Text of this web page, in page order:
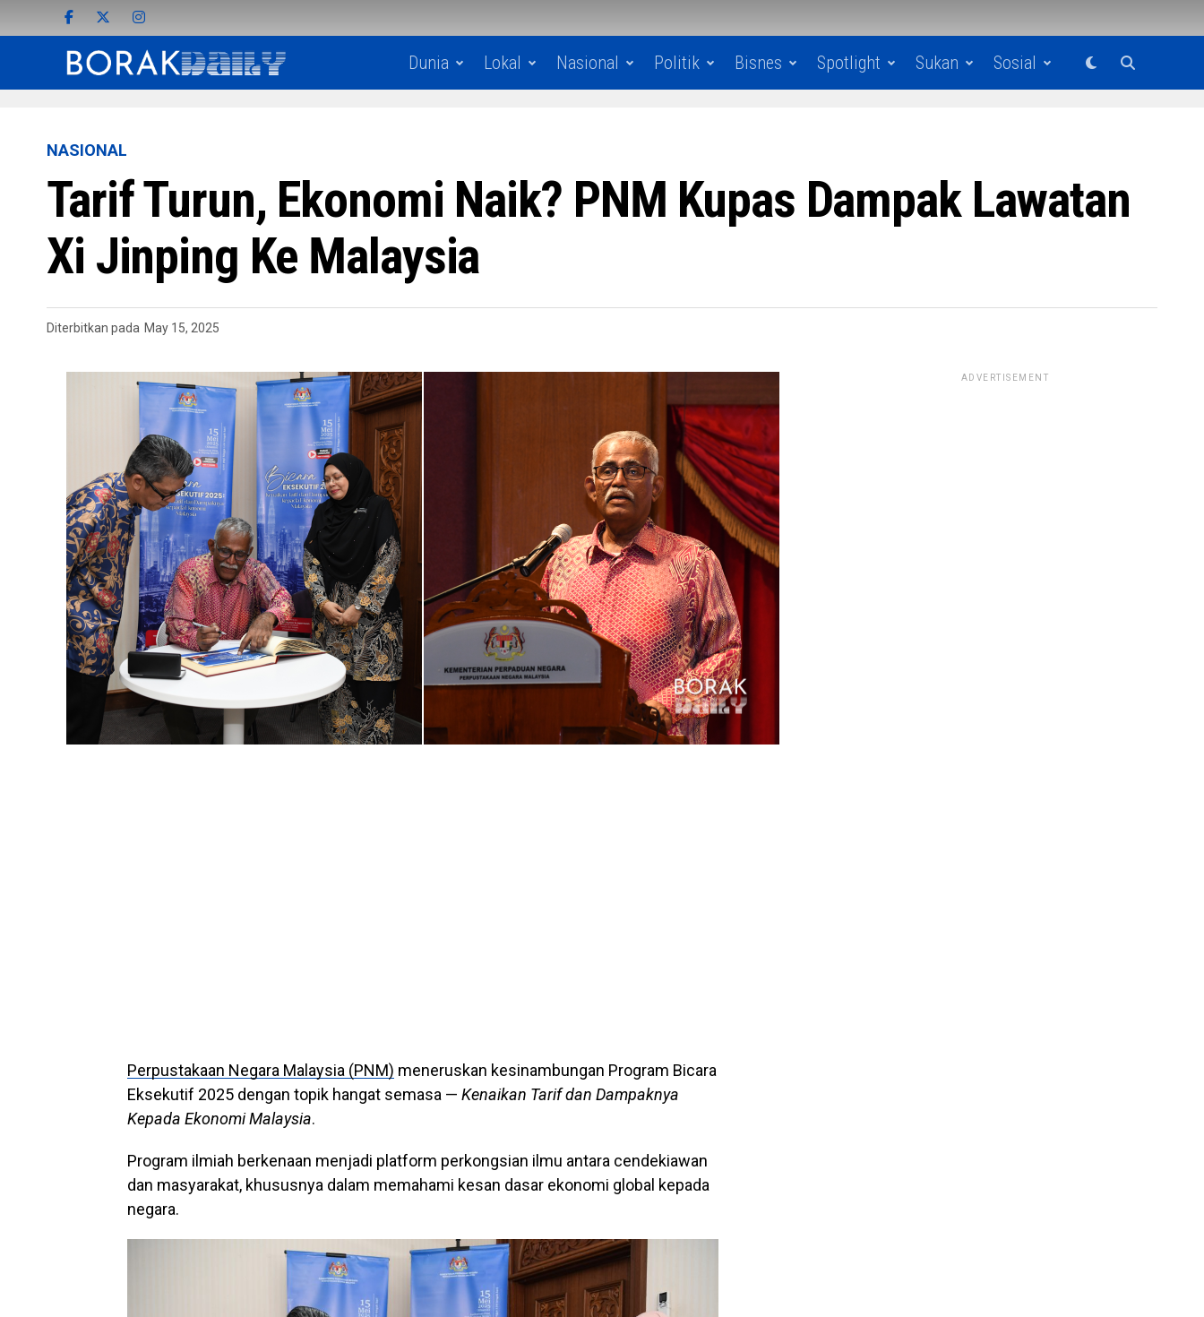
Dunia Lokal Nasional Politik Bisnes Spotlight Sukan Sosial
NASIONAL
Tarif Turun, Ekonomi Naik? PNM Kupas Dampak Lawatan
Xi Jinping Ke Malaysia
Diterbitkan pada May 15, 2025
Perpustakaan Negara Malaysia (PNM) meneruskan kesinambungan Program Bicara
Eksekutif 2025 dengan topik hangat semasa — Kenaikan Tarif dan Dampaknya
Kepada Ekonomi Malaysia.
Program ilmiah berkenaan menjadi platform perkongsian ilmu antara cendekiawan
dan masyarakat, khususnya dalam memahami kesan dasar ekonomi global kepada
negara.
ADVERTISEMENT